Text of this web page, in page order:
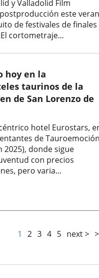
y Valladolid Film
este
de festivales de finales
cortometraje...
hoy en la
taurinos de la
de San Lorenzo de
hotel Eurostars,
de
2025), donde sigue
con precios
pero varia...
1 2 3 4 5 next >